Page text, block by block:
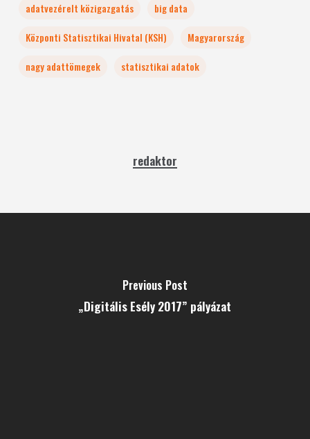
adatvezérelt közigazgatás
big data
Központi Statisztikai Hivatal (KSH)
Magyarország
nagy adattömegek
statisztikai adatok
redaktor
Previous Post
„Digitális Esély 2017” pályázat